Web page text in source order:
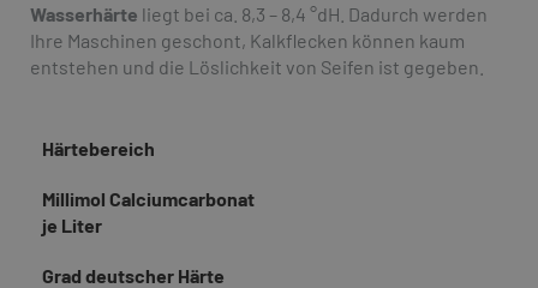
Wasserhärte liegt bei ca. 8,3 – 8,4 °dH. Dadurch werden
Ihre Maschinen geschont, Kalkflecken können kaum
entstehen und die Löslichkeit von Seifen ist gegeben.
Härtebereich
Millimol Calciumcarbonat
je Liter
Grad deutscher Härte